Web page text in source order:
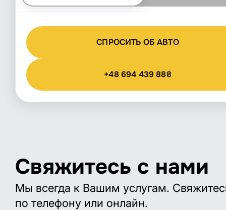
СПРОСИТЬ ОБ АВТО
+48 694 439 888
Свяжитесь с нами
Мы всегда к Вашим услугам.
по телефону или онлайн.